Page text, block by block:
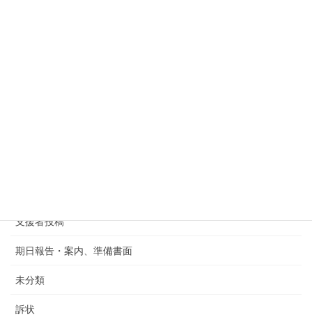
支援者投稿
期日報告・案内、準備書面
未分類
訴状